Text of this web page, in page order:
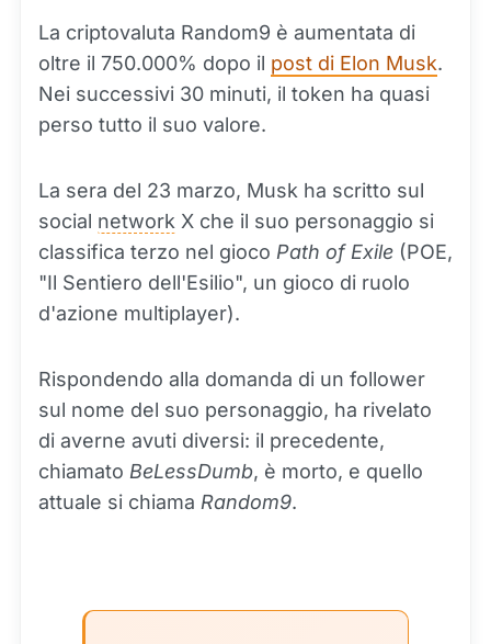
La criptovaluta Random9 è aumentata di
oltre il 750.000% dopo il post di Elon Musk.
Nei successivi 30 minuti, il token ha quasi
perso tutto il suo valore.
La sera del 23 marzo, Musk ha scritto sul
social network X che il suo personaggio si
classifica terzo nel gioco Path of Exile (POE,
"Il Sentiero dell'Esilio", un gioco di ruolo
d'azione multiplayer).
Rispondendo alla domanda di un follower
sul nome del suo personaggio, ha rivelato
di averne avuti diversi: il precedente,
chiamato BeLessDumb, è morto, e quello
attuale si chiama Random9.